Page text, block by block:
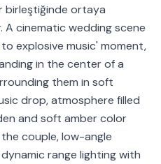
birleştiğinde ortaya
A cinematic wedding scene
explosive music' moment,
in the center of a
them in soft
drop, atmosphere filled
and soft amber color
couple, low-angle
range lighting with